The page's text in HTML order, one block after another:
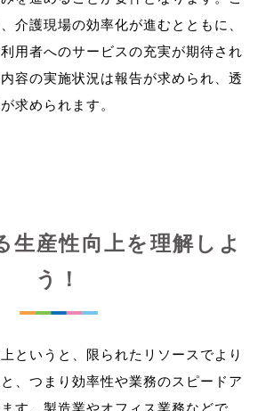
介護現場の効率化が進むとともに、
用者へのサービスの充実が期待され
容の実施状況は報告が求められ、透
生産性向上を理解しよ
う！
というと、限られたリソースでより
、つまり効率性や業務のスピードア
す。製造業やオフィス業務などで